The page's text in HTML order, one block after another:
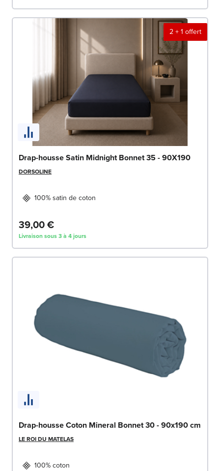
2 + 1 offert
Drap-housse Satin Midnight Bonnet 35 - 90X190
DORSOLINE
100% satin de coton
39,00 €
Livraison sous 3 à 4 jours
Drap-housse Coton Mineral Bonnet 30 - 90x190 cm
LE ROI DU MATELAS
100% coton